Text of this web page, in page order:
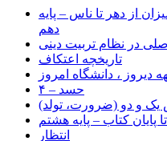
از دهر تا ناس – پایه
دهم
در نظام تربیت دینی
تاریخچه اعتکاف
دیروز ، دانشگاه امروز
حسد – ۴
و دو (ضرورت، تولد)
انتظار